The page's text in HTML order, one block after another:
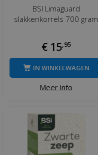
BSI Limaguard
slakkenkorrels 700 gram
€ 15 95
Meer info
IN WINKELWAGEN